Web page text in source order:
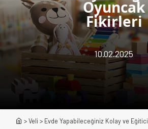
Oyuncak
Fikirleri
10.02.2025
>Veli > Evde Yapabileceğiniz Kolay ve